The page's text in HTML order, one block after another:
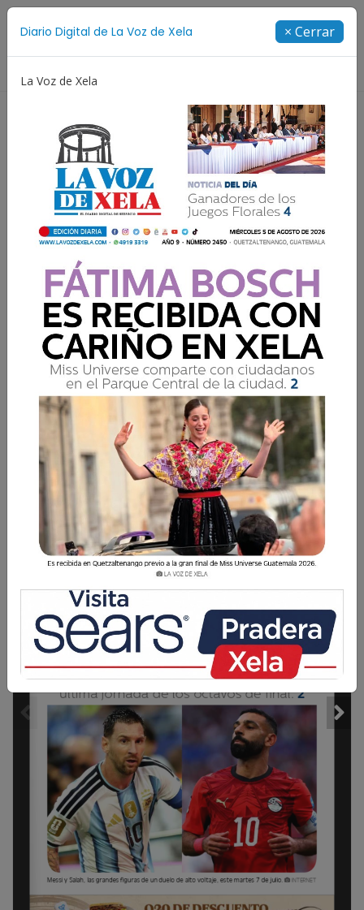
Diario Digital de La Voz de Xela × Cerrar
La Voz de Xela
Estafa
Lee el diario digital del
lunes 6 de julio | #2424
Ediciones Digitales 6 Julio 2026 18:31
Comparte
EDICIÓN DIARIA
LUNES 6 DE JULIO DE 2026
AÑO 9 · NÚMERO 2424 · QUETZALTENANGO, GUATEMALA
WWW.LAVOZDEXELA.COM ·     4919 3319
Torneo de Ajedrez
en Paulinos 10
LA VOZ DE LA SOCIEDAD
UNA POTENCIA
MUNDIAL CONTRA
UN SUEÑO AFRICANO
Messi y Salah, las grandes figuras de un duelo de alto voltaje, este martes 7 de julio. INTERNET
Argentina y Egipto protagonizarán la
última jornada de los octavos de final. 2